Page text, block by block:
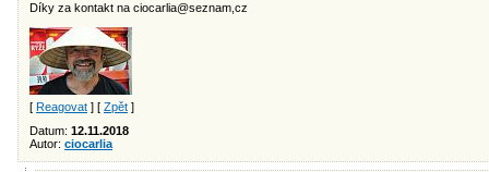
Díky za kontakt na ciocarlia@seznam,cz
[ Reagovat ] [ Zpět ]
Datum: 12.11.2018
Autor: ciocarlia